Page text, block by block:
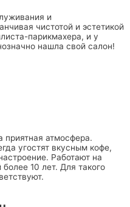
и
чистотой и эстетикой
парикмахера, и у
нашла свой салон!
приятная атмосфера.
угостят вкусным кофе,
Работают на
10 лет. Для такого